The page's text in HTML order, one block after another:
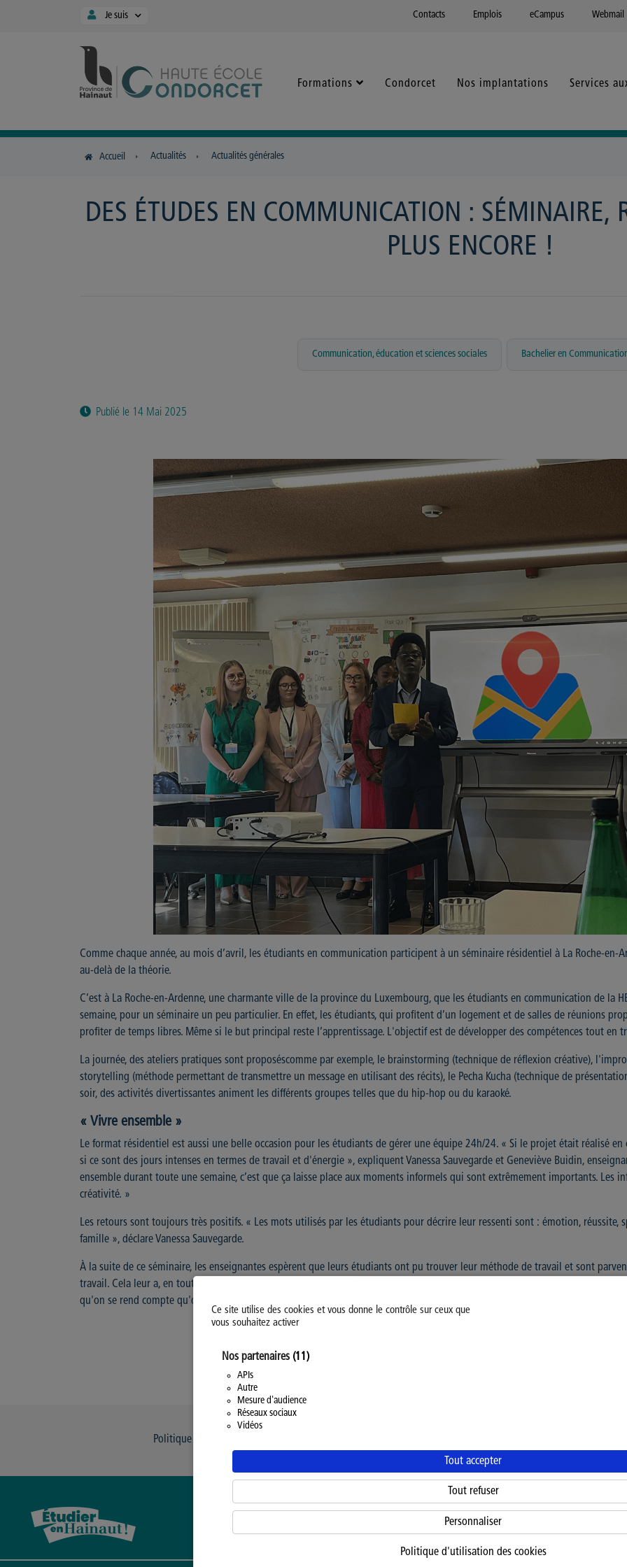
Panneau de gestion des cookies
Ce site utilise des cookies et vous donne le contrôle sur ceux que
vous souhaitez activer
Nos partenaires (11)
APIs
Autre
Mesure d'audience
Réseaux sociaux
Vidéos
Tout accepter
Tout refuser
Personnaliser
Politique d'utilisation des cookies
Je suis Contacts Emplois eCampus Webmail
Formations Condorcet Nos implantations Services
Accueil Actualités Actualités générales
DES ÉTUDES EN COMMUNICATION : SÉMINAIRE,
PLUS ENCORE !
Communication, éducation et sciences sociales Bachelier en
Publié le 14 Mai 2025
Comme chaque année, au mois d’avril, les étudiants en communication participent à un séminaire résidentiel à La Roche-en-
au-delà de la théorie.
C’est à La Roche-en-Ardenne, une charmante ville de la province du Luxembourg, que les étudiants en communication de la
semaine, pour un séminaire un peu particulier. En effet, les étudiants, qui profitent d’un logement et de salles de réunions
profiter de temps libres. Même si le but principal reste l’apprentissage. L'objectif est de développer des compétences tout
La journée, des ateliers pratiques sont proposéscomme par exemple, le brainstorming (technique de réflexion créative),
storytelling (méthode permettant de transmettre un message en utilisant des récits), le Pecha Kucha (technique de
soir, des activités divertissantes animent les différents groupes telles que du hip-hop ou du karaoké.
« Vivre ensemble »
Le format résidentiel est aussi une belle occasion pour les étudiants de gérer une équipe 24h/24. « Si le projet était réalisé
si ce sont des jours intenses en termes de travail et d'énergie », expliquent Vanessa Sauvegarde et Geneviève Buidin,
ensemble durant toute une semaine, c’est que ça laisse place aux moments informels qui sont extrêmement importants. Les
créativité. »
Les retours sont toujours très positifs. « Les mots utilisés par les étudiants pour décrire leur ressenti sont : émotion, réussite,
famille », déclare Vanessa Sauvegarde.
À la suite de ce séminaire, les enseignantes espèrent que leurs étudiants ont pu trouver leur méthode de travail et sont
travail. Cela leur a, en tout cas, permis de se confronter à la réalité du métier, de dépasser leurs blocages et de se
qu'on se rend compte qu'on est capable », conclut Geneviève Buidin. « Nos objectifs ont été nettement atteints et nous
Politique d’utilisation des Cookies